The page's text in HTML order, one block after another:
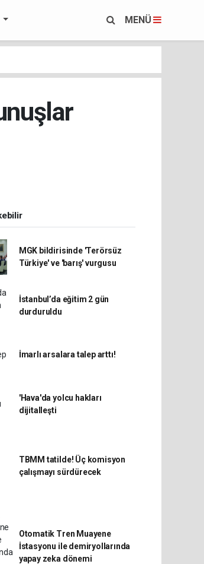
MENÜ
MGK bildirisinde 'Terörsüz
Türkiye' ve 'barış' vurgusu
İstanbul’da eğitim 2 gün
durduruldu
İmarlı arsalara talep arttı!
'Hava'da yolcu hakları
dijitalleşti
TBMM tatilde! Üç komisyon
çalışmayı sürdürecek
Otomatik Tren Muayene
İstasyonu ile demiryollarında
yapay zeka dönemi